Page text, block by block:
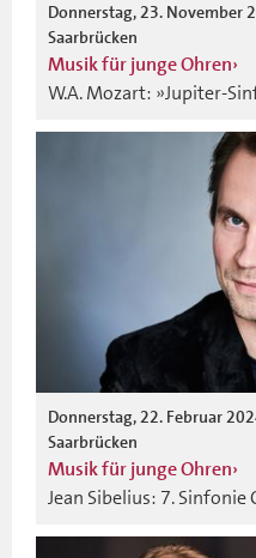
Donnerstag, 23. November
Saarbrücken
Musik für junge Ohren
W.A. Mozart: »Jupiter-
Donnerstag, 22. Februar
Saarbrücken
Musik für junge Ohren
Jean Sibelius: 7. Sinfonie